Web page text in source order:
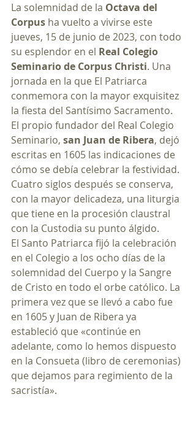
La solemnidad de la Octava del
Corpus ha vuelto a vivirse este
jueves, 15 de junio de 2023, con todo
su esplendor en el Real Colegio
Seminario de Corpus Christi. Una
jornada en la que El Patriarca
conmemora con la mayor exquisitez
la fiesta del Santísimo Sacramento.
El propio fundador del Real Colegio
Seminario, san Juan de Ribera, dejó
escritas en 1605 las indicaciones de
cómo se debía celebrar la festividad.
Cuatro siglos después se conserva,
con la mayor delicadeza, una liturgia
que tiene en la procesión claustral
con la Custodia su punto álgido.
El Santo Patriarca fijó la celebración
en el Colegio a los ocho días de la
solemnidad del Cuerpo y la Sangre
de Cristo en todo el orbe católico. La
primera vez que se llevó a cabo fue
en 1605 y Juan de Ribera ya
estableció que «continúe en
adelante, como lo hemos dispuesto
en la Consueta (libro de ceremonias)
que dejamos para regimiento de la
sacristía».